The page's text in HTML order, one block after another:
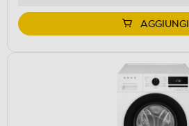
AGGIUNGI